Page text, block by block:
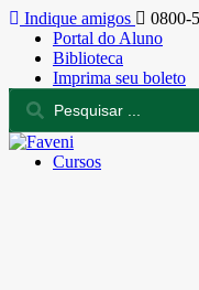
Indique amigos
0800-
Portal do Aluno
Biblioteca
Imprima seu boleto
Cursos